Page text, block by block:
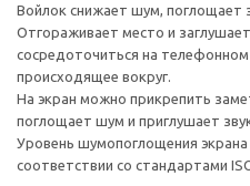
Войлок снижает шум, поглощает
Отгораживает место и
сосредоточиться на телефонном
происходящее вокруг.
На экран можно прикрепить
поглощает шум и приглушает
Уровень шумопоглощения
соответствии со стандартами